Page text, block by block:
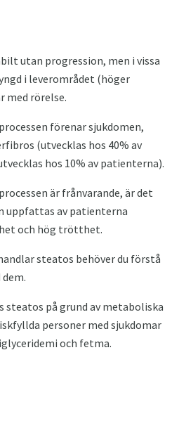
utan progression, men i vissa
i leverområdet (höger
med rörelse.
förenar sjukdomen,
(utvecklas hos 40% av
hos 10% av patienterna).
är frånvarande, är det
uppfattas av patienterna
och hög trötthet.
steatos behöver du förstå
steatos på grund av metaboliska
personer med sjukdomar
och fetma.